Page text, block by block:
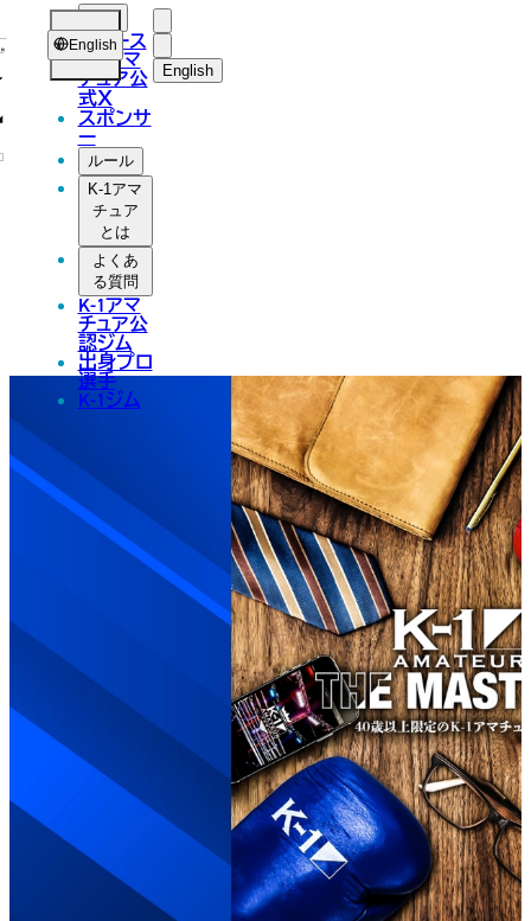
English
العربية
試合
ニュース
K-1アマ
チュア公
式X
スポンサ
ー
ルール
K-1アマ
チュア
とは
よくあ
る質問
K-1アマ
チュア公
認ジム
出身プロ
選手
K-1ジム
English